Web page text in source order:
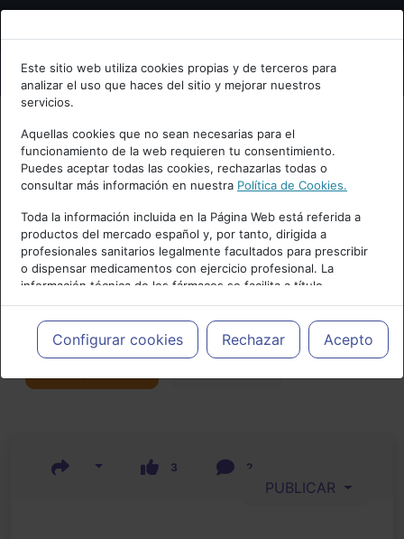
Bienvenid@ a psiquiatria.com
Escribe tu Email
Accede o regístrate con tu email.
Cancelar
Este sitio web utiliza cookies propias y de terceros para
analizar el uso que haces del sitio y mejorar nuestros
servicios.
Aquellas cookies que no sean necesarias para el
funcionamiento de la web requieren tu consentimiento.
Puedes aceptar todas las cookies, rechazarlas todas o
consultar más información en nuestra Política de Cookies.
Toda la información incluida en la Página Web está referida a
productos del mercado español y, por tanto, dirigida a
profesionales sanitarios legalmente facultados para prescribir
o dispensar medicamentos con ejercicio profesional. La
información técnica de los fármacos se facilita a título
meramente informativo, siendo responsabilidad de los
profesionales facultados prescribir medicamentos y decidir, en
cada caso concreto, el tratamiento más adecuado a las
necesidades del paciente.
Configurar cookies Rechazar Acepto
Actualidad y Artículos|Salud mental
3 2
PUBLICAR